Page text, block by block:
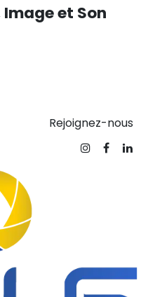
et Son
Rejoignez-nous